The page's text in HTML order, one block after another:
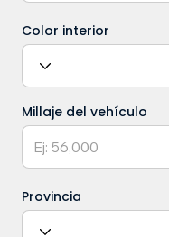
Color interior
Millaje del vehículo
Provincia